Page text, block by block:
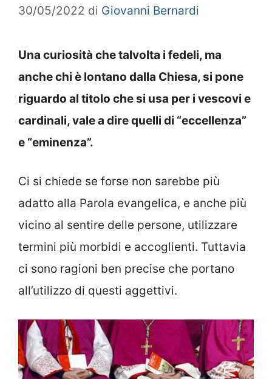
30/05/2022 di Giovanni Bernardi
Una curiosità che talvolta i fedeli, ma
anche chi è lontano dalla Chiesa, si pone
riguardo al titolo che si usa per i vescovi e
cardinali, vale a dire quelli di “eccellenza”
e “eminenza”.
Ci si chiede se forse non sarebbe più
adatto alla Parola evangelica, e anche più
vicino al sentire delle persone, utilizzare
termini più morbidi e accoglienti. Tuttavia
ci sono ragioni ben precise che portano
all’utilizzo di questi aggettivi.